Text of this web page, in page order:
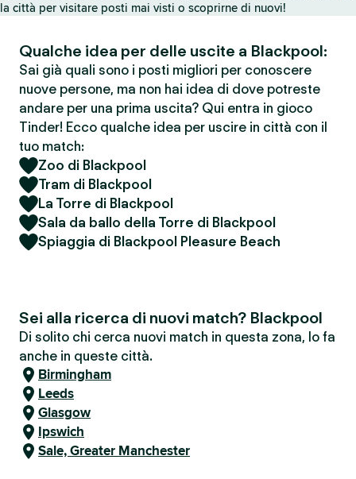
la città per visitare posti mai visti o scoprirne di nuovi!
Qualche idea per delle uscite a Blackpool:
Sai già quali sono i posti migliori per conoscere
nuove persone, ma non hai idea di dove potreste
andare per una prima uscita? Qui entra in gioco
Tinder! Ecco qualche idea per uscire in città con il
tuo match:
Zoo di Blackpool
Tram di Blackpool
La Torre di Blackpool
Sala da ballo della Torre di Blackpool
Spiaggia di Blackpool Pleasure Beach
Sei alla ricerca di nuovi match? Blackpool
Di solito chi cerca nuovi match in questa zona, lo fa
anche in queste città.
Birmingham
Leeds
Glasgow
Ipswich
Sale, Greater Manchester